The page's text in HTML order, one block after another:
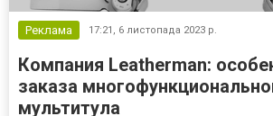
Реклама 17:21, 6 листопада 2023 р.
Компания Leatherman:
заказа
мультитула